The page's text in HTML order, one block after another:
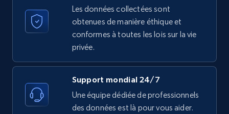
LinkedIn posts - Discover new posts
company URL
URL, ID, User id, Use url, Title, Headline, Post
text, Date posted, and more.
11.3K+ 1.5K+ Essai gratuit
Les données collectées sont
obtenues de manière éthique et
conformes à toutes les lois sur la vie
privée.
Support mondial 24/7
Une équipe dédiée de professionnels
des données est là pour vous aider.